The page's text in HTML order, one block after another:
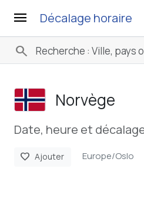
menu Décalage horaire
search
Norvège
Date, heure et
favorite Ajouter Europe/Oslo